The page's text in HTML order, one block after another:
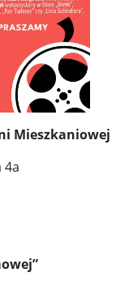
Mieszkaniowej
4a